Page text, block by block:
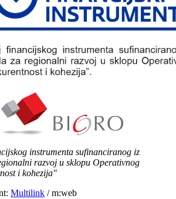
instrumenta sufinanciranog iz
razvoj u sklopu Operativnog
i kohezija"
Multilink / m:web